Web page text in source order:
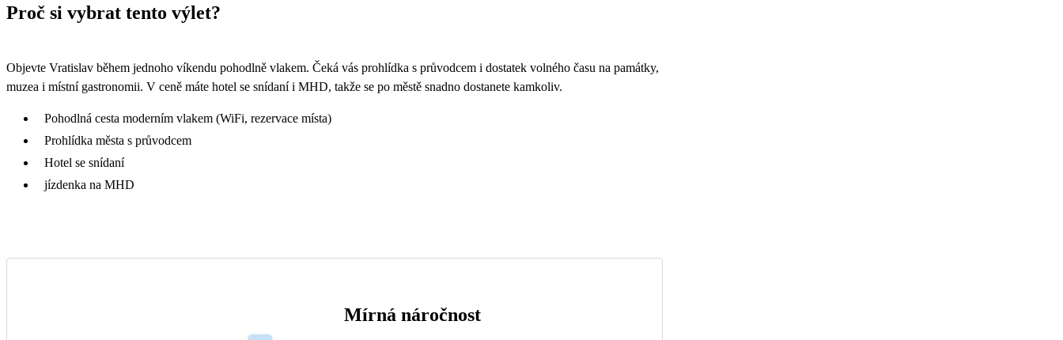
Proč si vybrat tento výlet?
Objevte Vratislav během jednoho víkendu pohodlně vlakem. Čeká vás prohlídka s průvodcem i dostatek volného času na památky,
muzea i místní gastronomii. V ceně máte hotel se snídaní i MHD, takže se po městě snadno dostanete kamkoliv.
Pohodlná cesta moderním vlakem (WiFi, rezervace místa)
Prohlídka města s průvodcem
Hotel se snídaní
jízdenka na MHD
Mírná náročnost